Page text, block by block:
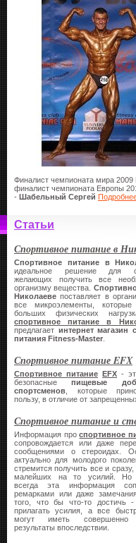
Финалист чемпионата мира 2009
финалист чемпионата Европы
- Шабельный Сергей
Статьи
Спортивное питание в
Спортивное питание в
идеальное решение для
желающих получить все
организму вещества.
Николаеве поставляет в
все микроэлементы,
больших физических
спортивное питание в
предлагает интернет магазин
питания Fitness-Master
Спортивное питание EFX
Спортивное питание EFX -
безопасныепищевые
спортсменов , которые
пользу, в отличие от
Спортивное питание и
Информация проспортивное
сопровождается или даже
сообщениями о стероидах.
актуально для молодого
стремится получить все и
малейших на то усилий. Но
всегда эта информация
ремарками или даже
того, что бы что-то достичь -
прилагать усилия, а все
могут иметь совершенно
результаты впоследствии.